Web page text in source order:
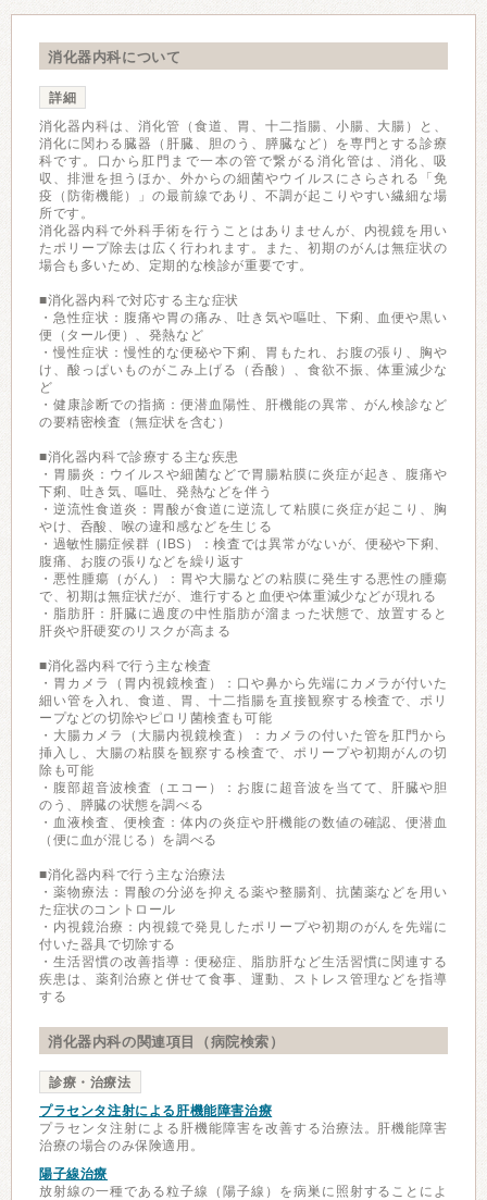
消化器内科について
詳細
消化器内科は、消化管（食道、胃、十二指腸、小腸、大腸）と、
消化に関わる臓器（肝臓、胆のう、膵臓など）を専門とする診療
科です。口から肛門まで一本の管で繋がる消化管は、消化、吸
収、排泄を担うほか、外からの細菌やウイルスにさらされる「免
疫（防衛機能）」の最前線であり、不調が起こりやすい繊細な場
所です。
消化器内科で外科手術を行うことはありませんが、内視鏡を用い
たポリープ除去は広く行われます。また、初期のがんは無症状の
場合も多いため、定期的な検診が重要です。
■消化器内科で対応する主な症状
・急性症状：腹痛や胃の痛み、吐き気や嘔吐、下痢、血便や黒い
便（タール便）、発熱など
・慢性症状：慢性的な便秘や下痢、胃もたれ、お腹の張り、胸や
け、酸っぱいものがこみ上げる（呑酸）、食欲不振、体重減少な
ど
・健康診断での指摘：便潜血陽性、肝機能の異常、がん検診など
の要精密検査（無症状を含む）
■消化器内科で診療する主な疾患
・胃腸炎：ウイルスや細菌などで胃腸粘膜に炎症が起き、腹痛や
下痢、吐き気、嘔吐、発熱などを伴う
・逆流性食道炎：胃酸が食道に逆流して粘膜に炎症が起こり、胸
やけ、呑酸、喉の違和感などを生じる
・過敏性腸症候群（IBS）：検査では異常がないが、便秘や下痢、
腹痛、お腹の張りなどを繰り返す
・悪性腫瘍（がん）：胃や大腸などの粘膜に発生する悪性の腫瘍
で、初期は無症状だが、進行すると血便や体重減少などが現れる
・脂肪肝：肝臓に過度の中性脂肪が溜まった状態で、放置すると
肝炎や肝硬変のリスクが高まる
■消化器内科で行う主な検査
・胃カメラ（胃内視鏡検査）：口や鼻から先端にカメラが付いた
細い管を入れ、食道、胃、十二指腸を直接観察する検査で、ポリ
ープなどの切除やピロリ菌検査も可能
・大腸カメラ（大腸内視鏡検査）：カメラの付いた管を肛門から
挿入し、大腸の粘膜を観察する検査で、ポリープや初期がんの切
除も可能
・腹部超音波検査（エコー）：お腹に超音波を当てて、肝臓や胆
のう、膵臓の状態を調べる
・血液検査、便検査：体内の炎症や肝機能の数値の確認、便潜血
（便に血が混じる）を調べる
■消化器内科で行う主な治療法
・薬物療法：胃酸の分泌を抑える薬や整腸剤、抗菌薬などを用い
た症状のコントロール
・内視鏡治療：内視鏡で発見したポリープや初期のがんを先端に
付いた器具で切除する
・生活習慣の改善指導：便秘症、脂肪肝など生活習慣に関連する
疾患は、薬剤治療と併せて食事、運動、ストレス管理などを指導
する
消化器内科の関連項目（病院検索）
診療・治療法
プラセンタ注射による肝機能障害治療
プラセンタ注射による肝機能障害を改善する治療法。肝機能障害
治療の場合のみ保険適用。
陽子線治療
放射線の一種である粒子線（陽子線）を病巣に照射することによ